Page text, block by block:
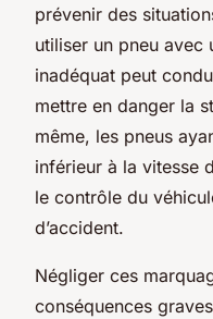
prévenir des
utiliser un pneu avec
inadéquat peut
mettre en danger la
même, les pneus
inférieur à la vitesse
le contrôle du
d’accident.
Négliger ces
conséquences